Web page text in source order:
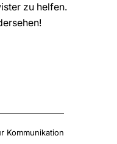
zu helfen.
Kommunikation